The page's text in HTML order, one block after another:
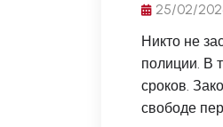
25/02/
Никто не
полиции. В
сроков.
свободе